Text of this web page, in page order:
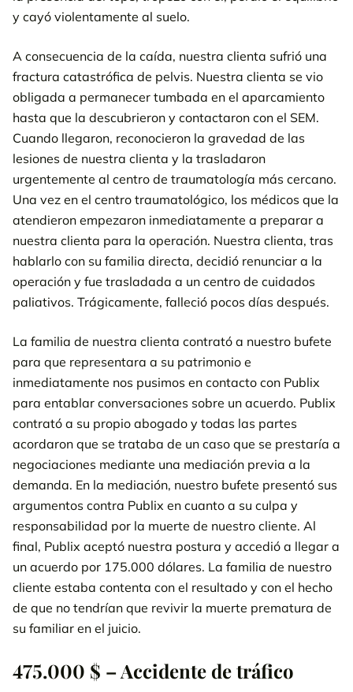
y cayó violentamente al suelo.
A consecuencia de la caída, nuestra clienta sufrió una
fractura catastrófica de pelvis. Nuestra clienta se vio
obligada a permanecer tumbada en el aparcamiento
hasta que la descubrieron y contactaron con el SEM.
Cuando llegaron, reconocieron la gravedad de las
lesiones de nuestra clienta y la trasladaron
urgentemente al centro de traumatología más cercano.
Una vez en el centro traumatológico, los médicos que la
atendieron empezaron inmediatamente a preparar a
nuestra clienta para la operación. Nuestra clienta, tras
hablarlo con su familia directa, decidió renunciar a la
operación y fue trasladada a un centro de cuidados
paliativos. Trágicamente, falleció pocos días después.
La familia de nuestra clienta contrató a nuestro bufete
para que representara a su patrimonio e
inmediatamente nos pusimos en contacto con Publix
para entablar conversaciones sobre un acuerdo. Publix
contrató a su propio abogado y todas las partes
acordaron que se trataba de un caso que se prestaría a
negociaciones mediante una mediación previa a la
demanda. En la mediación, nuestro bufete presentó sus
argumentos contra Publix en cuanto a su culpa y
responsabilidad por la muerte de nuestro cliente. Al
final, Publix aceptó nuestra postura y accedió a llegar a
un acuerdo por 175.000 dólares. La familia de nuestro
cliente estaba contenta con el resultado y con el hecho
de que no tendrían que revivir la muerte prematura de
su familiar en el juicio.
475.000 $ – Accidente de tráfico